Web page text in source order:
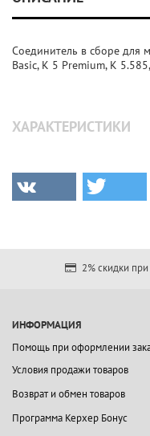
Соединитель в сборе для
Basic, K 5 Premium, K
ХАРАКТЕРИСТИКИ
2% скидки
ИНФОРМАЦИЯ
Помощь при оформлении
Условия продажи товаров
Возврат и обмен товаров
Программа Керхер Бонус